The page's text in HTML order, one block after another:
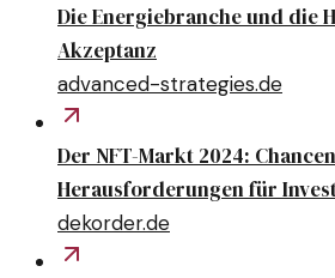
Die Energiebranche und die
Akzeptanz
advanced-strategies.de
Der NFT-Markt 2024:
Herausforderungen für
dekorder.de